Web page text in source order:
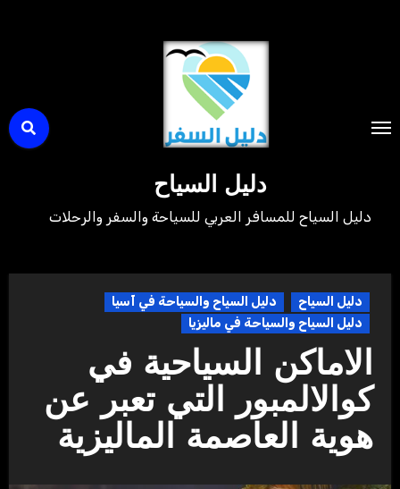
دليل السياح
دليل السياح للمسافر العربي للسياحة والسفر والرحلات
دليل السياح
دليل السياح والسياحة في آسيا
دليل السياح والسياحة في ماليزيا
الاماكن السياحية في
كوالالمبور التي تعبر عن
هوية العاصمة الماليزية